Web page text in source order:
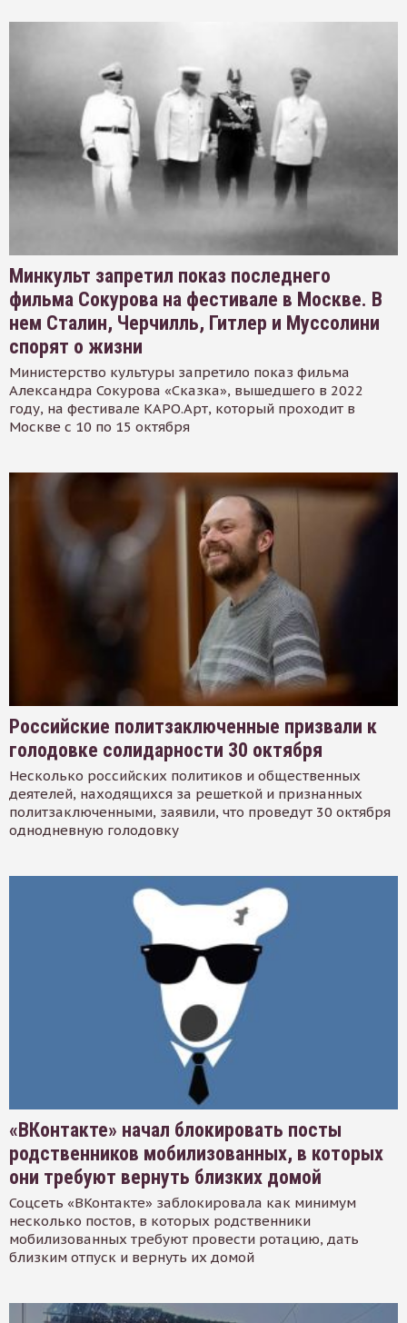
Минкульт запретил показ последнего
фильма Сокурова на фестивале в Москве. В
нем Сталин, Черчилль, Гитлер и Муссолини
спорят о жизни
Министерство культуры запретило показ фильма
Александра Сокурова «Сказка», вышедшего в 2022
году, на фестивале КАРО.Арт, который проходит в
Москве с 10 по 15 октября
Российские политзаключенные призвали к
голодовке солидарности 30 октября
Несколько российских политиков и общественных
деятелей, находящихся за решеткой и признанных
политзаключенными, заявили, что проведут 30 октября
однодневную голодовку
«ВКонтакте» начал блокировать посты
родственников мобилизованных, в которых
они требуют вернуть близких домой
Соцсеть «ВКонтакте» заблокировала как минимум
несколько постов, в которых родственники
мобилизованных требуют провести ротацию, дать
близким отпуск и вернуть их домой